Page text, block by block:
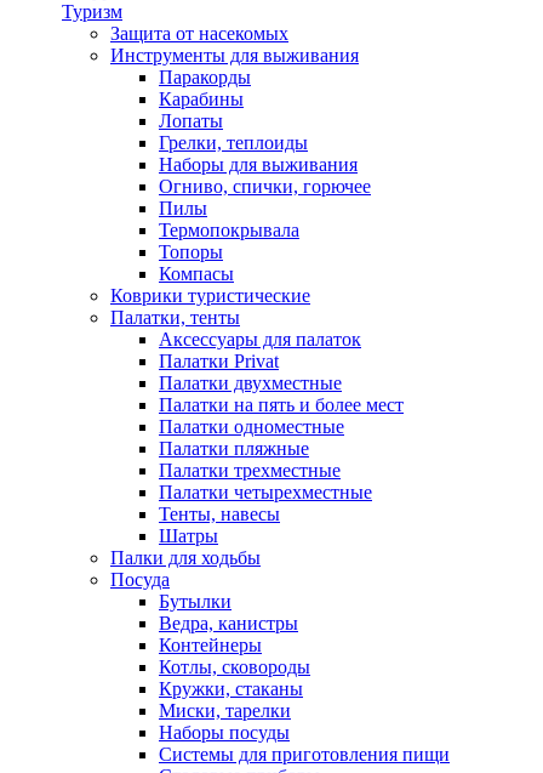
Туризм
Защита от насекомых
Инструменты для выживания
Паракорды
Карабины
Лопаты
Грелки, теплоиды
Наборы для выживания
Огниво, спички, горючее
Пилы
Термопокрывала
Топоры
Компасы
Коврики туристические
Палатки, тенты
Аксессуары для палаток
Палатки Privat
Палатки двухместные
Палатки на пять и более мест
Палатки одноместные
Палатки пляжные
Палатки трехместные
Палатки четырехместные
Тенты, навесы
Шатры
Палки для ходьбы
Посуда
Бутылки
Ведра, канистры
Контейнеры
Котлы, сковороды
Кружки, стаканы
Миски, тарелки
Наборы посуды
Системы для приготовления пищи